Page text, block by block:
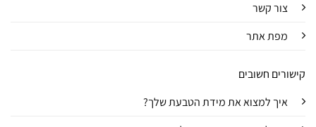
צור קשר
מפת אתר
קישורים חשובים
איך למצוא את מידת הטבעת שלך?